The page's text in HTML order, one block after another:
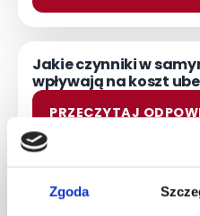
Zgoda
Jakie czynniki w
wpływają na koszt
PRZECZYTAJ
Jakie umiejętności
skutecznie flippować